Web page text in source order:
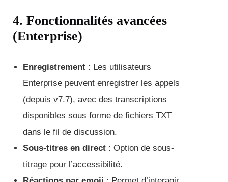
4. Fonctionnalités avancées
(Enterprise)
Enregistrement : Les utilisateurs
Enterprise peuvent enregistrer les appels
(depuis v7.7), avec des transcriptions
disponibles sous forme de fichiers TXT
dans le fil de discussion.
Sous-titres en direct : Option de sous-
titrage pour l’accessibilité.